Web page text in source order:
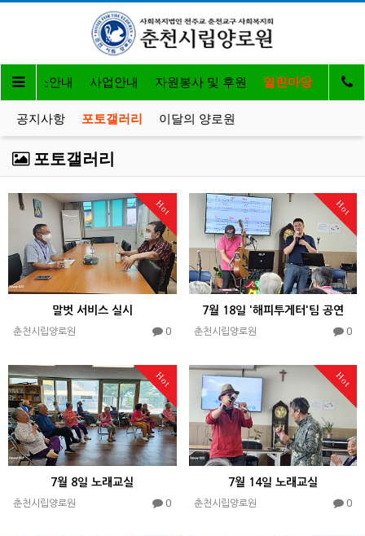
입소안내 사업안내 자원봉사 및 후원 열린마당
공지사항 포토갤러리 이달의 양로원
포토갤러리
Hot
말벗 서비스 실시
춘천시립양로원 0
Hot
7월 18일 '해피투게터'팀 공연
춘천시립양로원 0
Hot
7월 8일 노래교실
춘천시립양로원 0
Hot
7월 14일 노래교실
춘천시립양로원 0